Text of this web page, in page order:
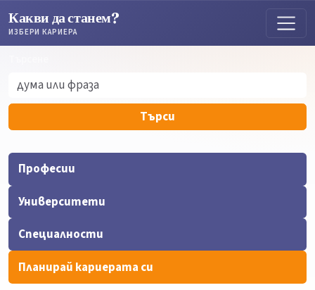
Какви да станем?
ИЗБЕРИ КАРИЕРА
Търси
Професии
Университети
Специалности
Планирай кариерата си